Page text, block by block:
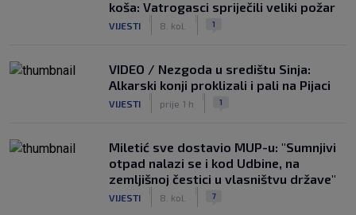
koša: Vatrogasci spriječili veliki požar
VIJESTI 8. kol. 1
VIDEO / Nezgoda u središtu Sinja:
Alkarski konji proklizali i pali na Pijaci
VIJESTI prije 1 h 1
Miletić sve dostavio MUP-u: "Sumnjivi
otpad nalazi se i kod Udbine, na
zemljišnoj čestici u vlasništvu države"
VIJESTI 8. kol. 7